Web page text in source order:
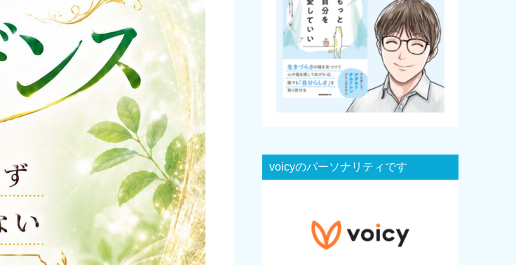
voicyのパーソナリティです